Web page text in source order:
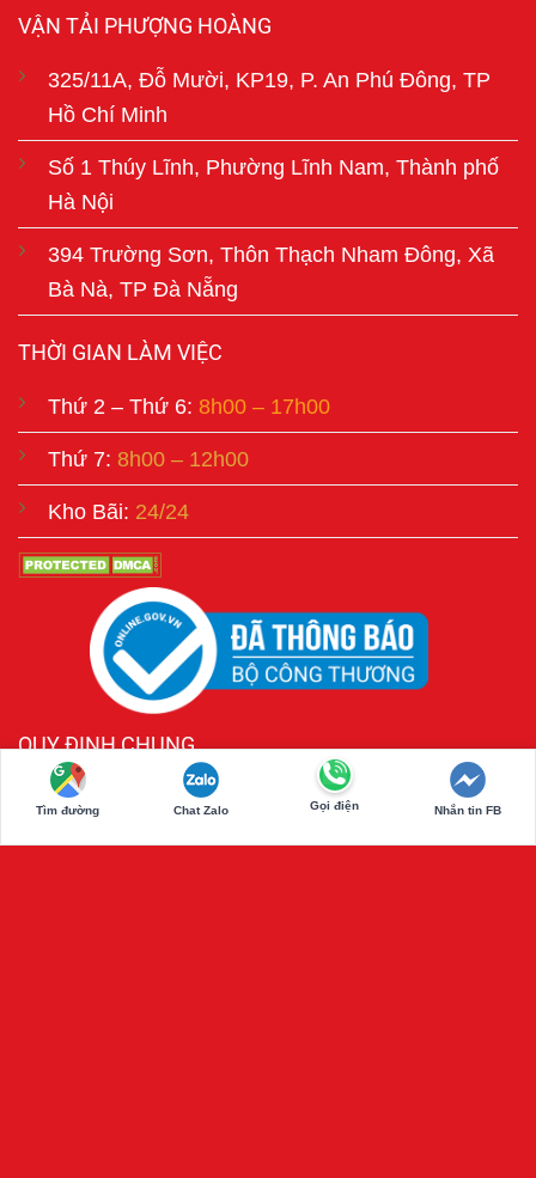
VẬN TẢI PHƯỢNG HOÀNG
325/11A, Đỗ Mười, KP19, P. An Phú Đông, TP
Hồ Chí Minh
Số 1 Thúy Lĩnh, Phường Lĩnh Nam, Thành phố
Hà Nội
394 Trường Sơn, Thôn Thạch Nham Đông, Xã
Bà Nà, TP Đà Nẵng
THỜI GIAN LÀM VIỆC
Thứ 2 – Thứ 6: 8h00 – 17h00
Thứ 7: 8h00 – 12h00
Kho Bãi: 24/24
QUY ĐỊNH CHUNG
Điều khoản
Hóa đơn chứng từ
Tìm đường Chat Zalo Gọi điện Nhắn tin FB